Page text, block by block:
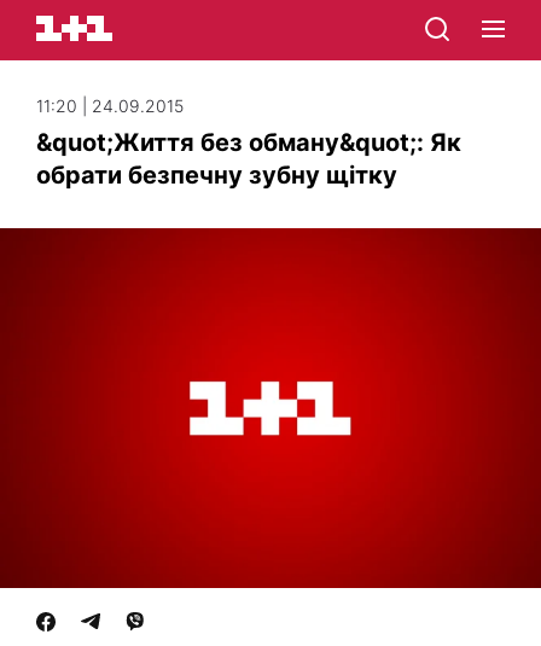
11:20 | 24.09.2015
&quot;Життя без обману&quot;: Як
обрати безпечну зубну щітку